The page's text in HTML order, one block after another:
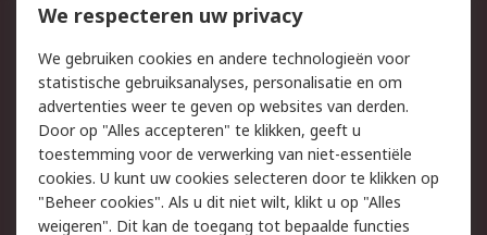
Bestellen
Inkoopoplossingen
Track & Trace
Wettelijk
Cookiebeleid
Email veiligheid
Privacybeleid
Websitevoorwaarden
We respecteren uw privacy
We gebruiken cookies en andere technologieën voor
statistische gebruiksanalyses, personalisatie en om
advertenties weer te geven op websites van derden.
Door op "Alles accepteren" te klikken, geeft u
toestemming voor de verwerking van niet-essentiële
cookies. U kunt uw cookies selecteren door te klikken op
"Beheer cookies". Als u dit niet wilt, klikt u op "Alles
weigeren". Dit kan de toegang tot bepaalde functies